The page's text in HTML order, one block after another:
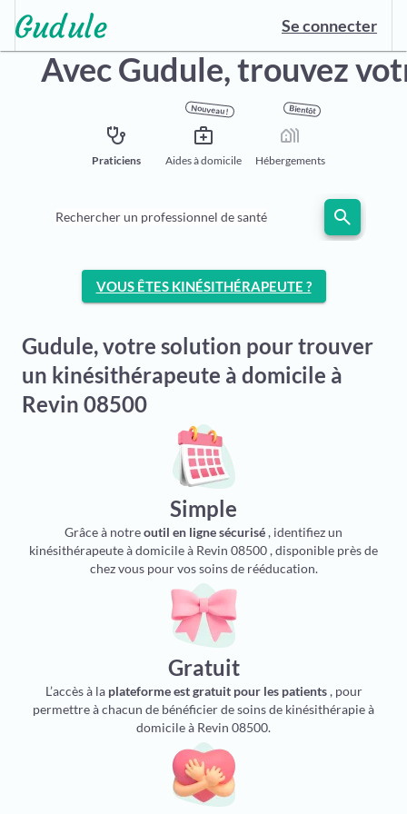
Se connecter
Avec Gudule,trouvez
stethoscope
Praticiens
Nouveau !
medical_services
Aides à domicile
Bientôt
holiday_village
Hébergements
Rechercher un professionnel de santé search
VOUS ÊTES KINÉSITHÉRAPEUTE ?
Gudule, votre solution pour trouver
un kinésithérapeute à domicile à
Revin 08500
Simple
Grâce à notreoutil en ligne sécurisé, identifiez un
kinésithérapeute à domicile à Revin 08500 , disponible près de
chez vous pour vos soins de rééducation.
Gratuit
L’accès à la plateforme est gratuit pour les patients, pour
permettre à chacun de bénéficier de soins de kinésithérapie à
domicile à Revin 08500.